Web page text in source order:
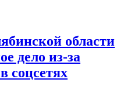
области
дело из-за
соцсетях